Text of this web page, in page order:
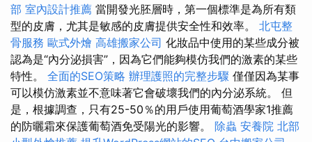
部 室內設計推薦 當開發光胚層時，第一個標準是為所有類
型的皮膚，尤其是敏感的皮膚提供安全性和效率。 北屯整
骨服務 歐式外燴 高雄搬家公司 化妝品中使用的某些成分被
認為是“內分泌損害”，因為它們能夠模仿我們的激素的某些
特性。 全面的SEO策略 辦理護照的完整步驟 僅僅因為某事
可以模仿激素並不意味著它會破壞我們的內分泌系統。 但
是，根據調查，只有25-50％的用戶使用葡萄酒學家1推薦
的防曬霜來保護葡萄酒免受陽光的影響。 除蟲 安養院 北部